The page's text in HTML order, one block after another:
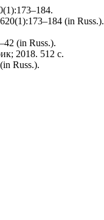
(in Russ.).
(in Russ.).
2018. 512 с.
Russ.).